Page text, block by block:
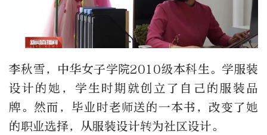
李秋雪，中华女子学院2010级本科生。学服装
设计的她，学生时期就创立了自己的服装品
牌。然而，毕业时老师送的一本书，改变了她
的职业选择，从服装设计转为社区设计。